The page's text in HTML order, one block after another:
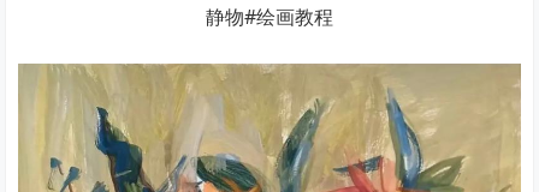
静物#绘画教程